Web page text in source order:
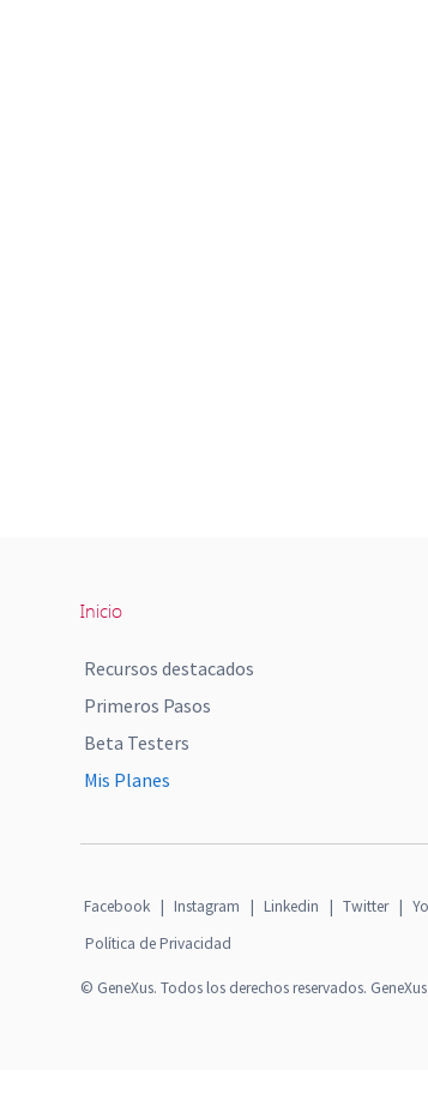
Inicio
Recursos destacados
Primeros Pasos
Beta Testers
Mis Planes
Facebook | Instagram | Linkedin | Twitter |
Política de Privacidad
© GeneXus. Todos los derechos reservados.